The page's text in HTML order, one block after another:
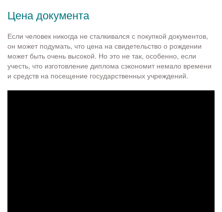
Цена документа
Если человек никогда не сталкивался с покупкой документов,
он может подумать, что цена на свидетельство о рождении
может быть очень высокой. Но это не так, особенно, если
учесть, что изготовление диплома сэкономит немало времени
и средств на посещение государственных учреждений.